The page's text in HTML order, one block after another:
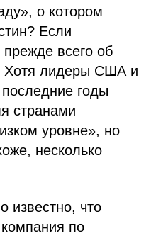
о котором
Если
прежде всего об
Хотя лидеры США и
годы
странами
уровне», но
несколько
известно, что
по